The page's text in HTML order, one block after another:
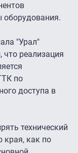
оборудования.
"Урал"
реализация
по
доступа в
технический
края, как по